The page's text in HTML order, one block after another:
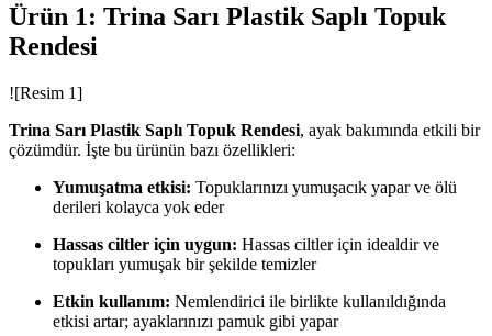
Ürün 1: Trina Sarı Plastik Saplı Topuk
Rendesi
![Resim 1]
Trina Sarı Plastik Saplı Topuk Rendesi, ayak bakımında etkili bir
çözümdür. İşte bu ürünün bazı özellikleri:
Yumuşatma etkisi: Topuklarınızı yumuşacık yapar ve ölü
derileri kolayca yok eder
Hassas ciltler için uygun: Hassas ciltler için idealdir ve
topukları yumuşak bir şekilde temizler
Etkin kullanım: Nemlendirici ile birlikte kullanıldığında
etkisi artar; ayaklarınızı pamuk gibi yapar